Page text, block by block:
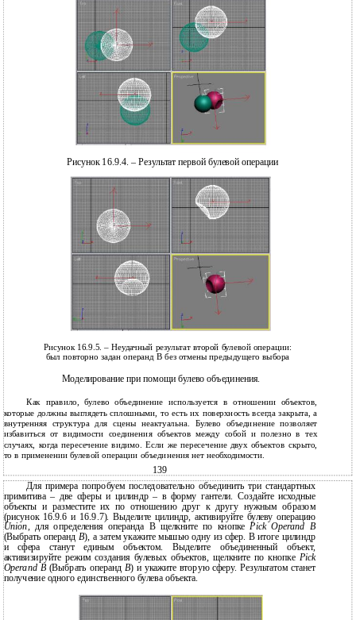
Рисунок 16.9.4. – Результат первой булевой операции
Рисунок 16.9.5. – Неудачный результат второй булевой операции:
был повторно задан операнд B без отмены предыдущего выбора
Моделирование при помощи булево объединения.
Как правило, булево объединение используется в отношении объектов,
которые должны выглядеть сплошными, то есть их поверхность всегда закрыта, а
внутренняя структура для сцены неактуальна. Булево объединение позволяет
избавиться от видимости соединения объектов между собой и полезно в тех
случаях, когда пересечение видимо. Если же пересечение двух объектов скрыто,
то в применении булевой операции объединения нет необходимости.
139
Для примера попробуем последовательно объединить три стандартных
примитива – две сферы и цилиндр – в форму гантели. Создайте исходные
объекты и разместите их по отношению друг к другу нужным образом
(рисунок 16.9.6 и 16.9.7). Выделите цилиндр, активируйте булеву операцию
Union, для определения операнда B щелкните по кнопкеPick Operand B
(Выбрать операнд B), а затем укажите мышью одну из сфер. В итоге цилиндр
и сфера станут единым объектом. Выделите объединенный объект,
активизируйте режим создания булевых объектов, щелкните по кнопке Pick
Operand B (Выбрать операнд B) и укажите вторую сферу. Результатом станет
получение одного единственного булева объекта.